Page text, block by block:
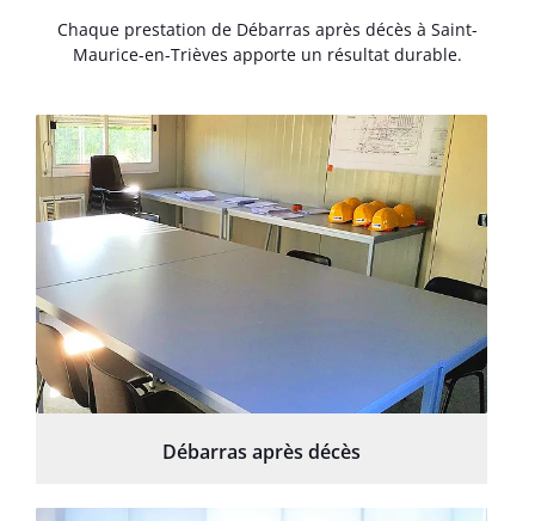
Chaque prestation de Débarras après décès à Saint-
Maurice-en-Trièves apporte un résultat durable.
Débarras après décès